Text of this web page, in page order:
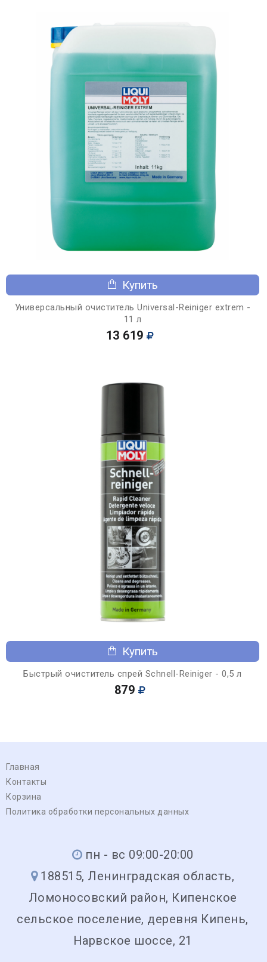
Купить
Универсальный очиститель Universal-Reiniger extrem -
11 л
13 619
Купить
Быстрый очиститель спрей Schnell-Reiniger - 0,5 л
879
Главная
Контакты
Корзина
Политика обработки персональных данных
пн - вс 09:00-20:00
188515, Ленинградская область,
Ломоносовский район, Кипенское
сельское поселение, деревня Кипень,
Нарвское шоссе, 21